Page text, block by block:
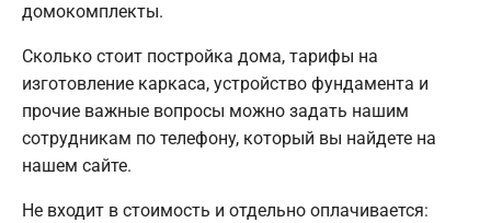
домокомплекты.
Сколько стоит постройка дома, тарифы на
изготовление каркаса, устройство фундамента и
прочие важные вопросы можно задать нашим
сотрудникам по телефону, который вы найдете на
нашем сайте.
Не входит в стоимость и отдельно оплачивается: